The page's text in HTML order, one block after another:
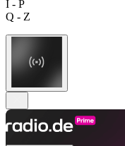
I - P
Q - Z